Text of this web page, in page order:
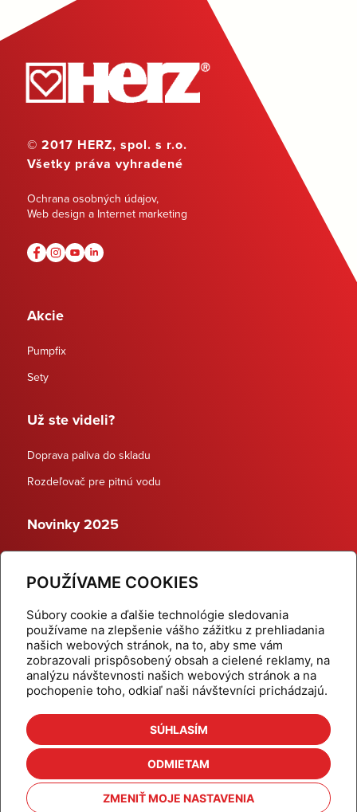
POUŽÍVAME COOKIES
Súbory cookie a ďalšie technológie sledovania
používame na zlepšenie vášho zážitku z prehliadania
našich webových stránok, na to, aby sme vám
zobrazovali prispôsobený obsah a cielené reklamy, na
analýzu návštevnosti našich webových stránok a na
pochopenie toho, odkiaľ naši návštevníci prichádzajú.
SÚHLASÍM
ODMIETAM
ZMENIŤ MOJE NASTAVENIA
© 2017 HERZ, spol. s r.o.
Všetky práva vyhradené
Ochrana osobných údajov,
Web design a Internet marketing
Akcie
Pumpfix
Sety
Už ste videli?
Doprava paliva do skladu
Rozdeľovač pre pitnú vodu
Novinky 2025
Dynamické termostatické ventily
Domov
Produkty
Aktuality
Odber šikovné tipy
Kalkulačky
Cenníky
Na stiahnutie
Referencie
Kontakt